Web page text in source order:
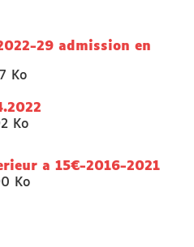
29 admission en
Ko
Ko
a 15€-2016-2021
Ko